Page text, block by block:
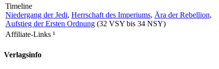
Timeline
Niedergang der Jedi, Herrschaft des Imperiums, Ära der Rebellion,
Aufstieg der Ersten Ordnung (32 VSY bis 34 NSY)
Affiliate-Links ¹
Verlagsinfo